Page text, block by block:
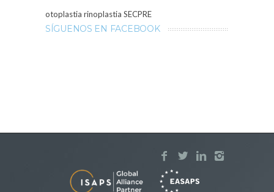
otoplastia rinoplastia SECPRE
SÍGUENOS EN FACEBOOK